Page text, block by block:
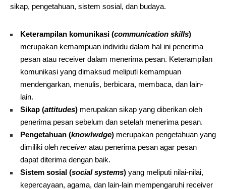
sikap, pengetahuan, sistem sosial, dan budaya.
Keterampilan komunikasi (communication skills)
merupakan kemampuan individu dalam hal ini penerima
pesan atau receiver dalam menerima pesan. Keterampilan
komunikasi yang dimaksud meliputi kemampuan
mendengarkan, menulis, berbicara, membaca, dan lain-
lain.
Sikap (attitudes) merupakan sikap yang diberikan oleh
penerima pesan sebelum dan setelah menerima pesan.
Pengetahuan (knowlwdge) merupakan pengetahuan yang
dimiliki oleh receiveratau penerima pesan agar pesan
dapat diterima dengan baik.
Sistem sosial (social systems) yang meliputi nilai-nilai,
kepercayaan, agama, dan lain-lain mempengaruhi receiver